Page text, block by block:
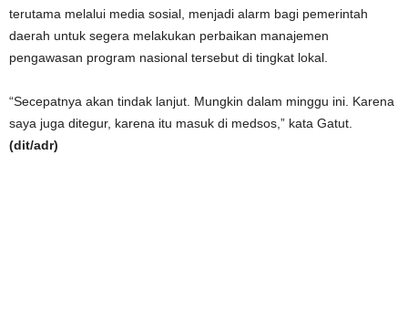
terutama melalui media sosial, menjadi alarm bagi pemerintah
daerah untuk segera melakukan perbaikan manajemen
pengawasan program nasional tersebut di tingkat lokal.
“Secepatnya akan tindak lanjut. Mungkin dalam minggu ini. Karena
saya juga ditegur, karena itu masuk di medsos,” kata Gatut.
(dit/adr)